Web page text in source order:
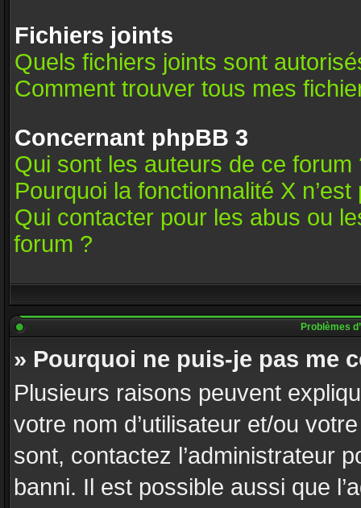
Fichiers joints
Quels fichiers joints sont
Comment trouver tous mes
Concernant phpBB 3
Qui sont les auteurs de ce forum
Pourquoi la fonctionnalité X
Qui contacter pour les abus ou
forum ?
Problèmes
» Pourquoi ne puis-je pas me
Plusieurs raisons peuvent
votre nom d’utilisateur et/ou
sont, contactez l’administrateur
banni. Il est possible aussi que